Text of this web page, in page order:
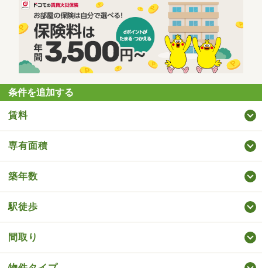
条件を追加する
賃料
専有面積
築年数
駅徒歩
間取り